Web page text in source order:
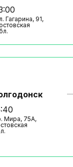
Гагарина, 91,
Мира, 75А,